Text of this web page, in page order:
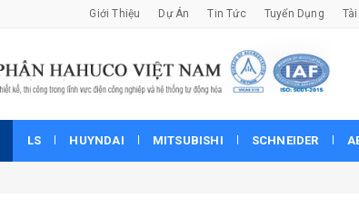
Giới Thiệu Dự Án Tin Tức Tuyển Dụng
LS HUYNDAI MITSUBISHI SCHNEIDER